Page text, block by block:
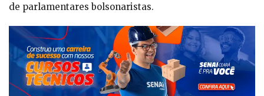
de parlamentares bolsonaristas.